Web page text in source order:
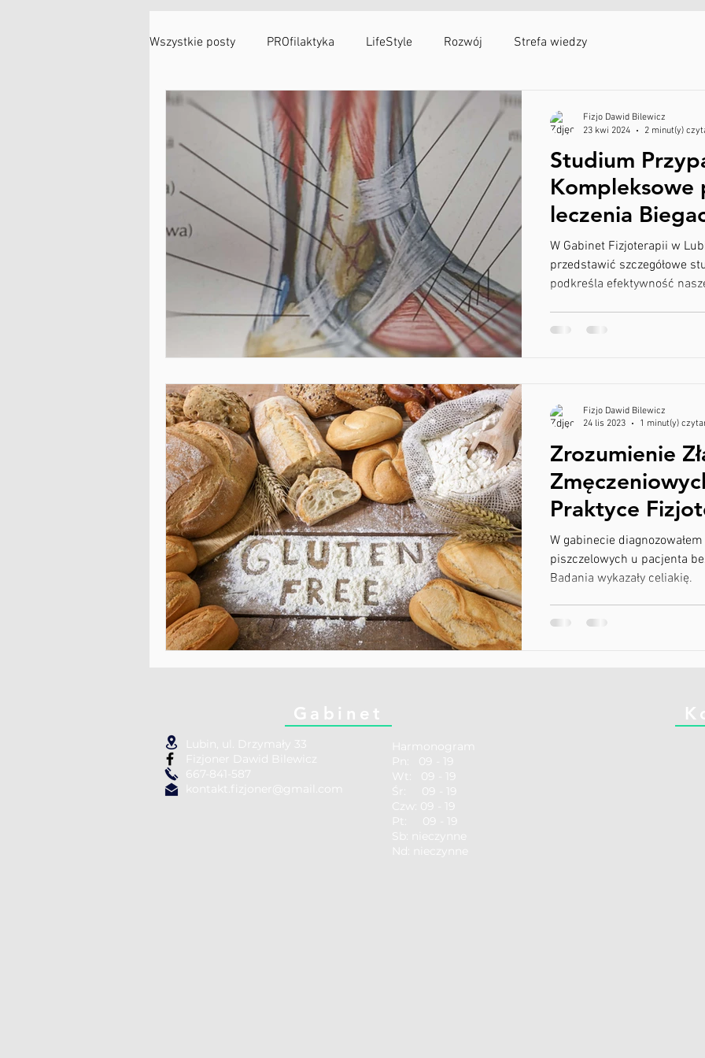
Wszystkie posty
PROfilaktyka LifeStyle Rozwój Strefa wiedzy
Studium
Kompleksowe
leczenia
okostnej i
Achillesa w
w Lubinie
W Gabinet Fizjoterapii w
przedstawić szczegółowe
podkreśla efektywność
Fizjo Dawid Bilewicz
23 kwi 2024
2 minut(y)
Zrozumienie
Praktyce
Lubinie
W gabinecie
piszczelowych u pacjenta
Badania wykazały celiakię.
Fizjo Dawid Bilewicz
24 lis 2023
1 minut(y)
Gabinet
Lubin, ul. Drzymały 33
Fizjoner Dawid Bilewicz
667-841-587
kontakt.fizjoner@gmail.com
Harmonogram
Pn: 09 - 19
Wt: 09 - 19
Śr: 09 - 19
Czw: 09 - 19
Pt: 09 - 19
Sb: nieczynne
Nd: nieczynne